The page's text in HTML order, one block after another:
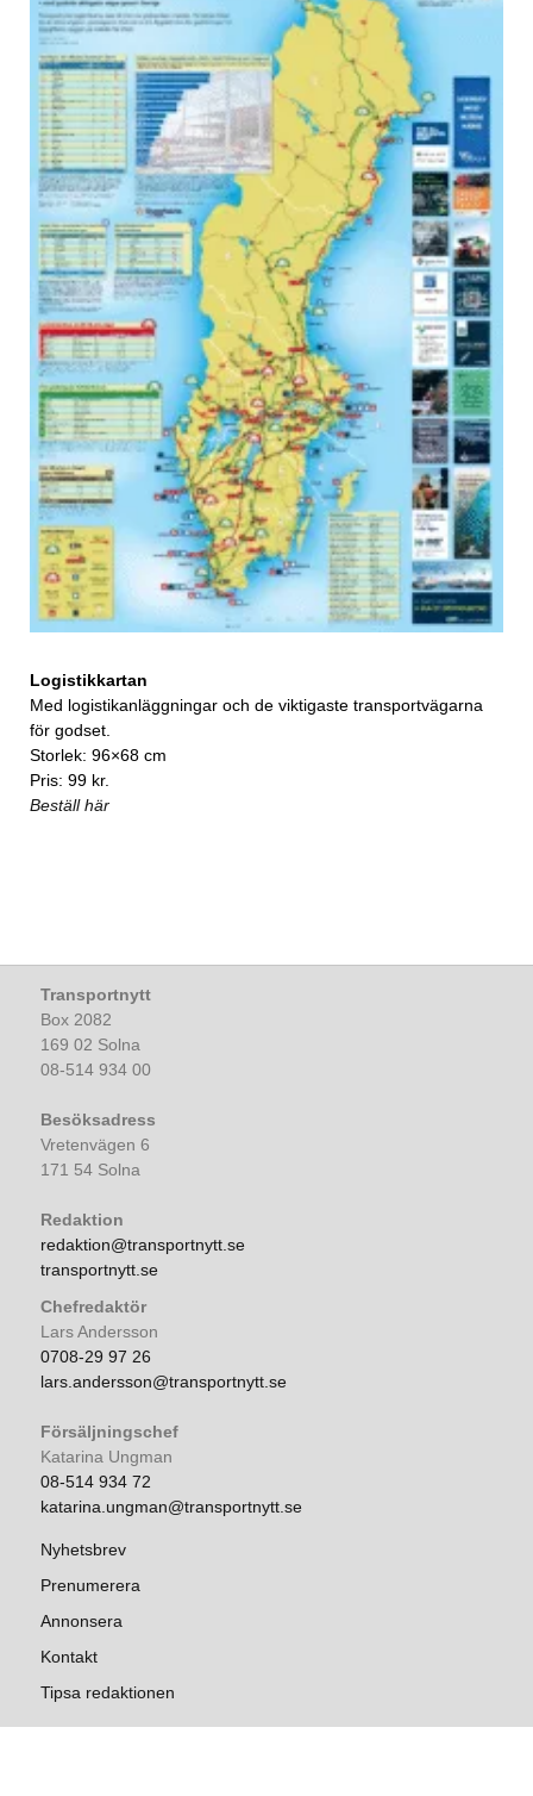
Logistikkartan
Med logistikanläggningar och de viktigaste transportvägarna
för godset.
Storlek: 96×68 cm
Pris: 99 kr.
Beställ här
Transportnytt
Box 2082
169 02 Solna
08-514 934 00
Besöksadress
Vretenvägen 6
171 54 Solna
Redaktion
redaktion@transportnytt.se
transportnytt.se
Chefredaktör
Lars Andersson
0708-29 97 26
lars.andersson@transportnytt.se
Försäljningschef
Katarina Ungman
08-514 934 72
katarina.ungman@transportnytt.se
Nyhetsbrev
Prenumerera
Annonsera
Kontakt
Tipsa redaktionen